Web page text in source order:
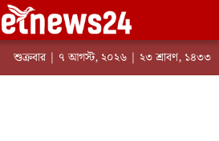
শুক্রবার | ৭ আগস্ট, ২০২৬ | ২৩ শ্রাবণ, ১৪৩৩